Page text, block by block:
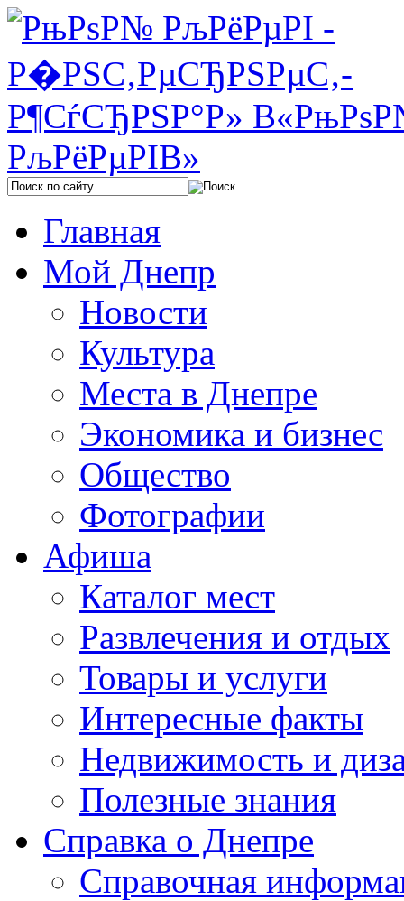
Главная
Мой Днепр
Новости
Культура
Места в Днепре
Экономика и бизнес
Общество
Фотографии
Афиша
Каталог мест
Развлечения и отдых
Товары и услуги
Интересные факты
Недвижимость и
Полезные знания
Справка о Днепре
Справочная